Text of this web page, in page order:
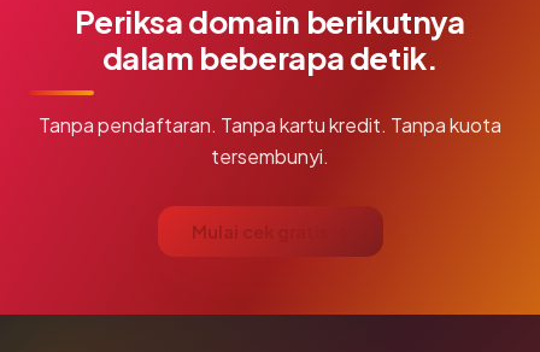
Periksa domain berikutnya
dalam beberapa detik.
Tanpa pendaftaran. Tanpa kartu kredit. Tanpa kuota
tersembunyi.
Mulai cek gratis →